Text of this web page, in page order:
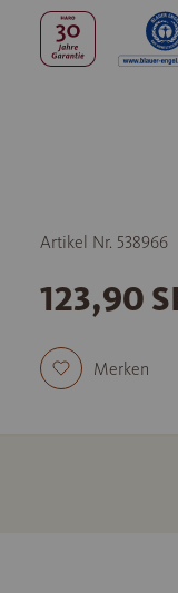
Artikel Nr. 538966
123,90
Merken